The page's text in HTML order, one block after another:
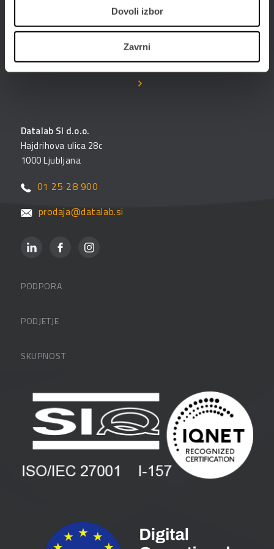
Dovoli izbor
Zavrni
Poslujte hitreje, bolj prilagodljivo in enostavneje -
PANTHEON-om in storitvami ePoslovanja.
Datalab SI d.o.o.
Hajdrihova ulica 28c
1000 Ljubljana
01 25 28 900
prodaja@datalab.si
PODPORA
FAQ – pogosta vprašanja
PODJETJE
Zaposlitev
Vlagatelji
Pogoji in pogodbe
SKUPNOST
Blog
Spletni seminarji